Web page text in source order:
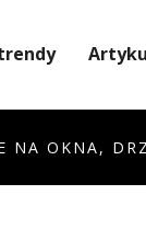
NA OKNA,